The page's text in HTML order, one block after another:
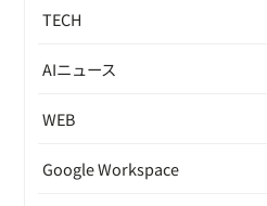
TECH
AIニュース
WEB
Google Workspace